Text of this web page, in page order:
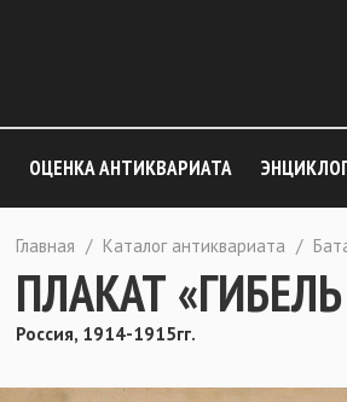
ОЦЕНКА АНТИКВАРИАТА
Главная / Каталог антиквариата /
ПЛАКАТ
Россия, 1914-1915гг.